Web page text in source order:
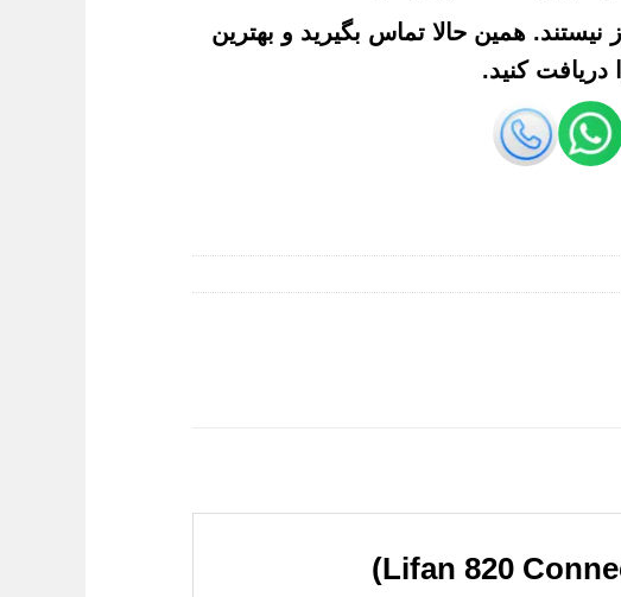
نیستند. همین حالا تماس بگیرید و بهترین
دریافت کنید.